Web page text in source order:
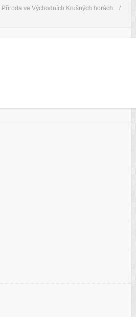
Příroda ve Východních Krušných horách